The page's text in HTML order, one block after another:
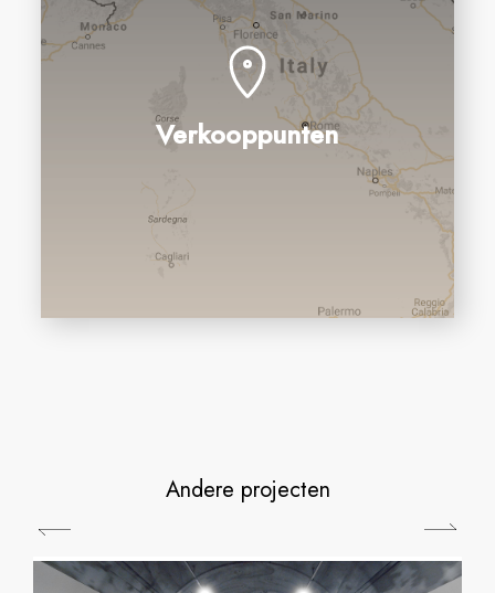
Verkooppunten
Andere projecten